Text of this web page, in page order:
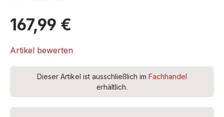
8x gebogene Schiene, R45-45°
1x Shorty Aufgleishilfe
167,99 €
Artikel bewerten
Dieser Artikel ist ausschließlich im Fachhandel
erhältlich.